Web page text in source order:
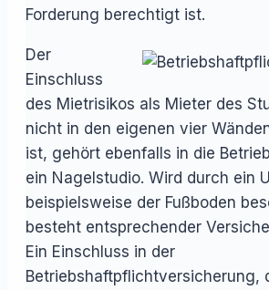
Forderung berechtigt ist.
Der
Einschluss
des Mietrisikos als Mieter des
nicht in den eigenen vier
ist, gehört ebenfalls in die
ein Nagelstudio. Wird durch ein
beispielsweise der Fußboden
besteht entsprechender
Ein Einschluss in der
Betriebshaftpflichtversicherung,